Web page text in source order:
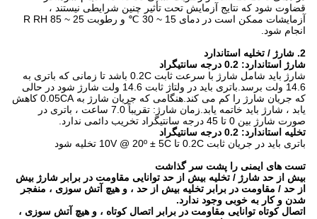
قضاوت شود که نتایج آزمایش تحت تأثیر چنین شرایطی نیستند ،
آزمایشات ممکن است در دمای 15 ~ 30 ℃ و رطوبت 25 ~ 85 R RH
انجام شود.
2. شارژ / تخلیه استاندارد
شارژ استاندارد: 0.2 درجه سانتیگراد
شارژ باید شامل شارژ با سرعت ثابت 0.2C باشد تا زمانی که باتری به
14.6 ولت برسد.باتری باید در ولتاژ ثابت 14.6 ولت شارژ شود در حالی
که جریان شارژ را کم می کند.هنگامی که جریان شارژ به 0.05CA کاهش
یابد ، شارژ باید خاتمه یابد.زمان شارژ: تقریباً 7.0 ساعت ، باتری در
صورت شارژ بین 0 تا 45 درجه سانتیگراد تخریب دائمی ندارد.
تخلیه استاندارد: 0.2 درجه سانتیگراد
باتری باید در جریان ثابت 0.2C تا 10V @ 20º ± 5C تخلیه شود
تست های ایمنی را پشت سر گذاشت
بیش از حد شارژ / تخلیه بیش از حد توانایی مقاومت در برابر شارژ بیش
از حد / مقاومت در برابر تخلیه بیش از حد ، و هیچ آتش سوزی ، منفجر
شدن و کار به خوبی وجود ندارد.
اتصال کوتاه توانایی مقاومت در برابر اتصال کوتاه ، و هیچ آتش سوزی ،